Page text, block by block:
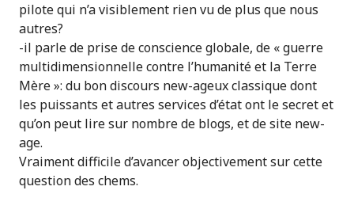
pilote qui n’a visiblement rien vu de plus que nous
autres?
-il parle de prise de conscience globale, de « guerre
multidimensionnelle contre l’humanité et la Terre
Mère »: du bon discours new-ageux classique dont
les puissants et autres services d’état ont le secret et
qu’on peut lire sur nombre de blogs, et de site new-
age.
Vraiment difficile d’avancer objectivement sur cette
question des chems.